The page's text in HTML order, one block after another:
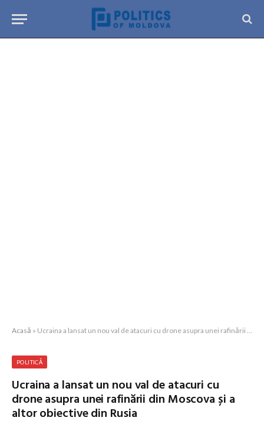
Acasă » Ucraina a lansat un nou val de atacuri cu drone asupra unei rafinării din Moscova și a altor obiective din Rusia
POLITICĂ
Ucraina a lansat un nou val de atacuri cu
drone asupra unei rafinării din Moscova și a
altor obiective din Rusia